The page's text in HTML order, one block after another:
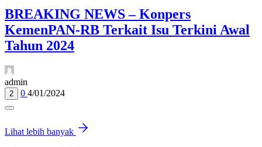
BREAKING NEWS – Konpers
KemenPAN-RB Terkait Isu Terkini Awal
Tahun 2024
admin
2 0 4/01/2024
Lihat lebih banyak